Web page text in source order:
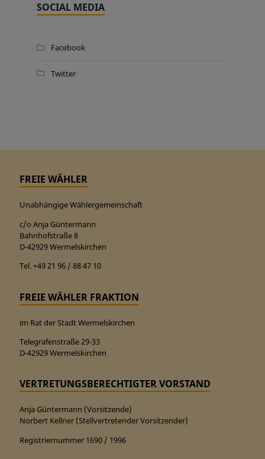
SOCIAL MEDIA
Facebook
Twitter
FREIE WÄHLER
Unabhängige Wählergemeinschaft
c/o Anja Güntermann
Bahnhofstraße 8
D-42929 Wermelskirchen
Tel. +49 21 96 / 88 47 10
FREIE WÄHLER FRAKTION
im Rat der Stadt Wermelskirchen
Telegrafenstraße 29-33
D-42929 Wermelskirchen
VERTRETUNGSBERECHTIGTER VORSTAND
Anja Güntermann (Vorsitzende)
Norbert Kellner (Stellvertretender Vorsitzender)
Registriernummer 1690 / 1996